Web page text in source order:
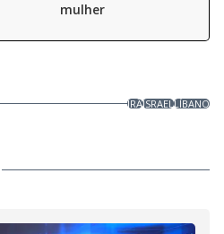
mulher
IRÃISRAELLÍBANO